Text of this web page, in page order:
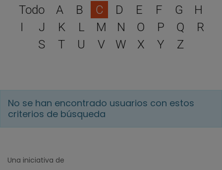
Selecciona una letra
Todo A B C D E F G
H
I
J K L M N O P Q
R
S
T U V W X Y Z
No se han encontrado usuarios con estos
criterios de búsqueda
Una iniciativa de